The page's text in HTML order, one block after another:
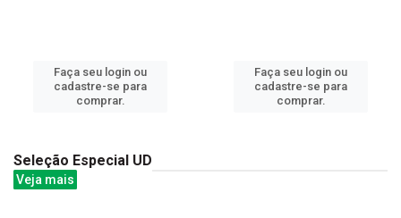
Faça seu login ou
cadastre-se para
comprar.
Faça seu login ou
cadastre-se para
comprar.
Seleção Especial UD
Veja mais